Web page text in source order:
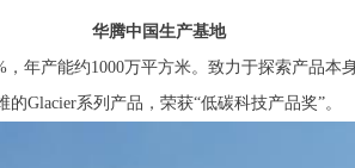
华腾中国生产基地
年产能约1000万平方米。致力于探索产品
的Glacier系列产品，荣获“低碳科技产品奖”。